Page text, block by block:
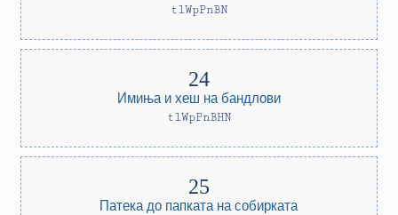
tlWpPnBN
Имиња и хеш на бандлови
tlWpPnBHN
Патека до папката на собирката